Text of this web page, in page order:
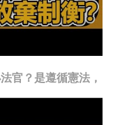
官？是遵循憲法，